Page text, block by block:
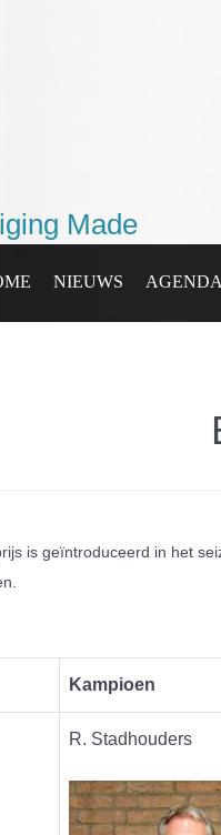
Made
NIEUWS
is geïntroduceerd in het
Kampioen
R. Stadhouders